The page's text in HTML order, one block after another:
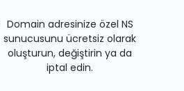
Domain adresinize özel NS
sunucusunu ücretsiz olarak
oluşturun, değiştirin ya da
iptal edin.